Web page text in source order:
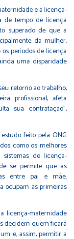
e a licença-
de tempo de licença
superado de que a
da mulher.
períodos de licença
uma disparidade
retorno ao trabalho,
profissional, afeta
sua contratação”,
feito pela ONG
como os melhores
de licença-
se permite que as
entre pai e mãe.
ocupam as primeiras
licença-maternidade
decidem quem ficará
e, assim, permitir a